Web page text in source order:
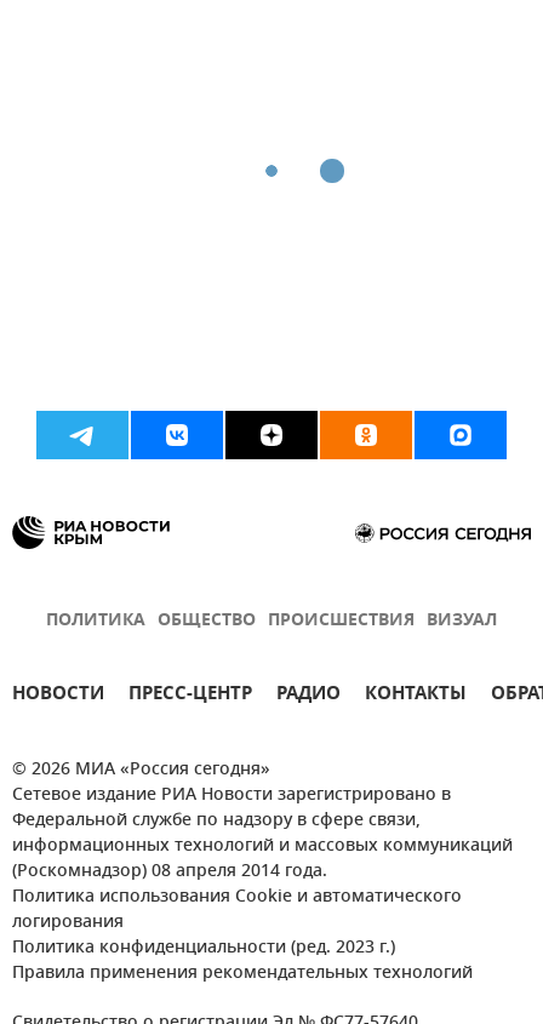
ПОЛИТИКА ОБЩЕСТВО ПРОИСШЕСТВИЯ ВИЗУАЛ
НОВОСТИ ПРЕСС-ЦЕНТР РАДИО КОНТАКТЫ
© 2026 МИА «Россия сегодня»
Сетевое издание РИА Новости зарегистрировано в
Федеральной службе по надзору в сфере связи,
информационных технологий и массовых коммуникаций
(Роскомнадзор) 08 апреля 2014 года.
Политика использования Cookie и автоматического
логирования
Политика конфиденциальности (ред. 2023 г.)
Правила применения рекомендательных технологий